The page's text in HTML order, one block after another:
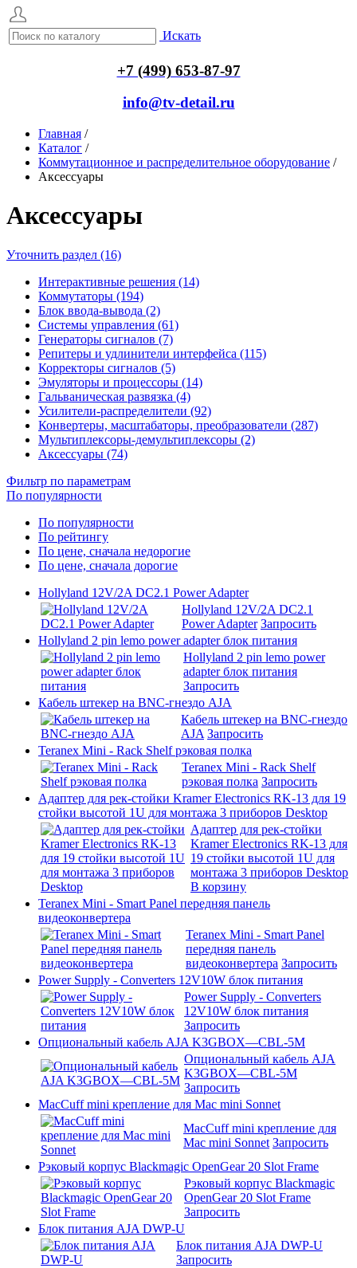
Искать
+7 (499) 653-87-97
info@tv-detail.ru
Главная /
Каталог /
Коммутационное и распределительное оборудование /
Аксессуары
Аксессуары
Уточнить раздел (16)
Интерактивные решения (14)
Коммутаторы (194)
Блок ввода-вывода (2)
Системы управления (61)
Генераторы сигналов (7)
Репитеры и удлинители интерфейса (115)
Корректоры сигналов (5)
Эмуляторы и процессоры (14)
Гальваническая развязка (4)
Усилители-распределители (92)
Конвертеры, масштабаторы, преобразователи (287)
Мультиплексоры-демультиплексоры (2)
Аксессуары (74)
Фильтр по параметрам
По популярности
По популярности
По рейтингу
По цене, сначала недорогие
По цене, сначала дорогие
Hollyland 12V/2A DC2.1 Power Adapter
Hollyland 12V/2A DC2.1
Power Adapter Запросить
Hollyland 2 pin lemo power adapter блок питания
Hollyland 2 pin lemo power
adapter блок питания
Запросить
Кабель штекер на BNC-гнездо AJA
Кабель штекер на BNC-гнездо
AJA Запросить
Teranex Mini - Rack Shelf рэковая полка
Teranex Mini - Rack Shelf
рэковая полка Запросить
Адаптер для рек-стойки Kramer Electronics RK-13 для 19
стойки высотой 1U для монтажа 3 приборов Desktop
Адаптер для рек-стойки
Kramer Electronics RK-13 для
19 стойки высотой 1U для
монтажа 3 приборов Desktop
В корзину
Teranex Mini - Smart Panel передняя панель
видеоконвертера
Teranex Mini - Smart Panel
передняя панель
видеоконвертера Запросить
Power Supply - Converters 12V10W блок питания
Power Supply - Converters
12V10W блок питания
Запросить
Опциональный кабель AJA K3GBOX—CBL-5M
Опциональный кабель AJA
K3GBOX—CBL-5M
Запросить
MacCuff mini крепление для Mac mini Sonnet
MacCuff mini крепление для
Mac mini Sonnet Запросить
Рэковый корпус Blackmagic OpenGear 20 Slot Frame
Рэковый корпус Blackmagic
OpenGear 20 Slot Frame
Запросить
Блок питания AJA DWP-U
Блок питания AJA DWP-U
Запросить